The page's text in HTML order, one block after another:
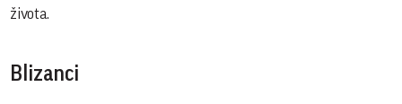
života.
Blizanci